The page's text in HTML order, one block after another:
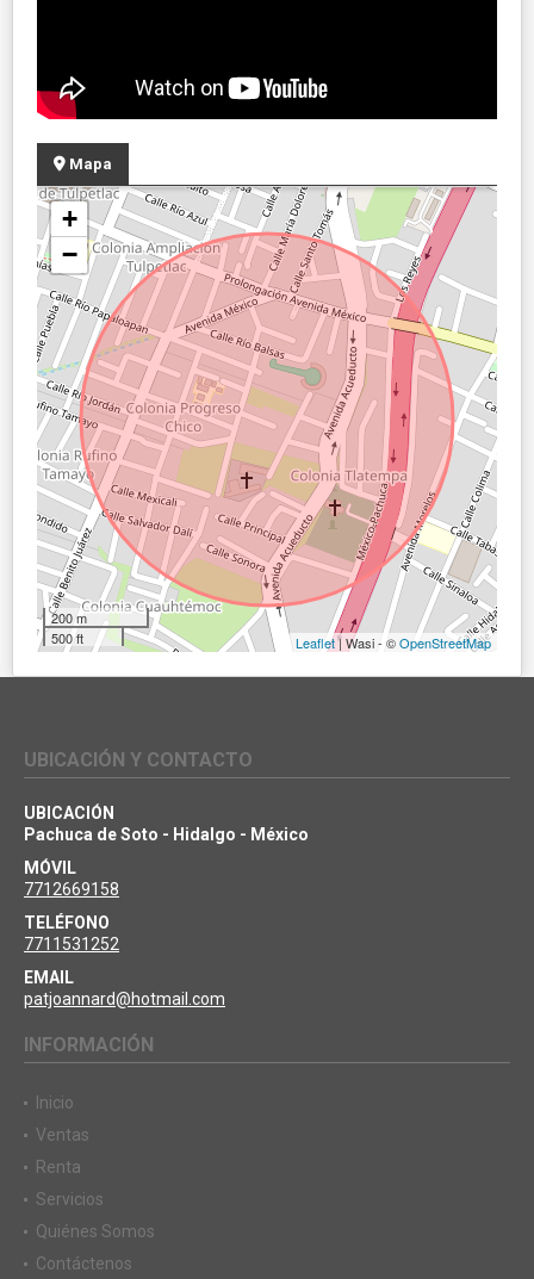
Mapa
+
−
200 m
500 ft
Leaflet| Wasi - ©OpenStreetMap
UBICACIÓN Y CONTACTO
UBICACIÓN
Pachuca de Soto - Hidalgo - México
MÓVIL
7712669158
TELÉFONO
7711531252
EMAIL
patjoannard@hotmail.com
INFORMACIÓN
Inicio
Ventas
Renta
Servicios
Quiénes Somos
Contáctenos